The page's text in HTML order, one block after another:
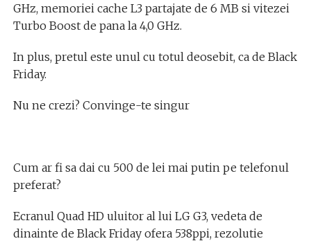
GHz, memoriei cache L3 partajate de 6 MB si vitezei
Turbo Boost de pana la 4,0 GHz.
In plus, pretul este unul cu totul deosebit, ca de Black
Friday.
Nu ne crezi? Convinge-te singur
Cum ar fi sa dai cu 500 de lei mai putin pe telefonul
preferat?
Ecranul Quad HD uluitor al lui LG G3, vedeta de
dinainte de Black Friday ofera 538ppi, rezolutie